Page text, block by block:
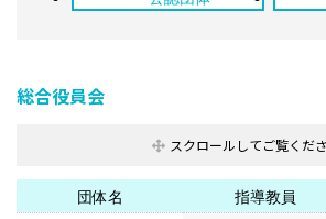
総合役員会
団体名 指導教員